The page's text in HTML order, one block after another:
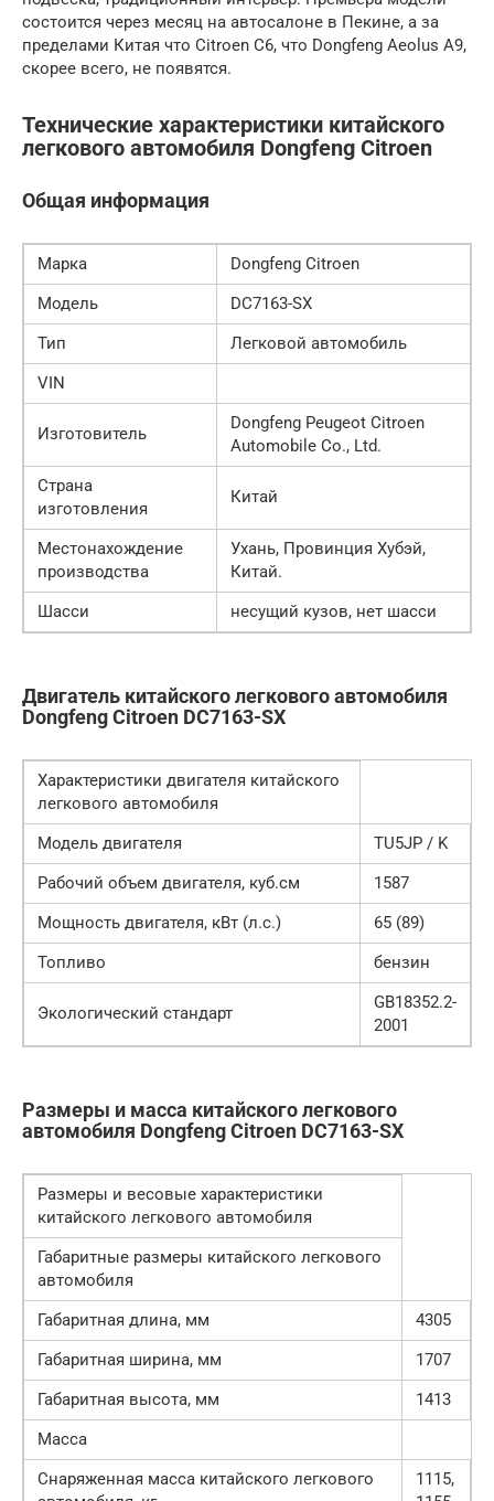
состоится через месяц на автосалоне в Пекине, а за
пределами Китая что Citroen C6, что Dongfeng Aeolus A9,
скорее всего, не появятся.
Технические характеристики китайского
легкового автомобиля Dongfeng Citroen
Общая информация
Марка
Dongfeng Citroen
Модель
DC7163-SX
Тип
Легковой автомобиль
VIN
Изготовитель
Dongfeng Peugeot Citroen
Automobile Co., Ltd.
Страна
изготовления
Китай
Местонахождение
производства
Ухань, Провинция Хубэй,
Китай.
Шасси
несущий кузов, нет шасси
Двигатель китайского легкового автомобиля
Dongfeng Citroen DC7163-SX
Характеристики двигателя китайского
легкового автомобиля
Модель двигателя
TU5JP / K
Рабочий объем двигателя, куб.см
1587
Мощность двигателя, кВт (л.с.)
65 (89)
Топливо
бензин
Экологический стандарт
GB18352.2-
2001
Размеры и масса китайского легкового
автомобиля Dongfeng Citroen DC7163-SX
Размеры и весовые характеристики
китайского легкового автомобиля
Габаритные размеры китайского легкового
автомобиля
Габаритная длина, мм
4305
Габаритная ширина, мм
1707
Габаритная высота, мм
1413
Масса
Снаряженная масса китайского легкового
1115,